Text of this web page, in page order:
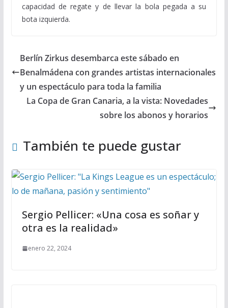
capacidad de regate y de llevar la bola pegada a su
bota izquierda.
Berlín Zirkus desembarca este sábado en
Benalmádena con grandes artistas internacionales
y un espectáculo para toda la familia
La Copa de Gran Canaria, a la vista: Novedades
sobre los abonos y horarios
También te puede gustar
Sergio Pellicer: «Una cosa es soñar y
otra es la realidad»
enero 22, 2024